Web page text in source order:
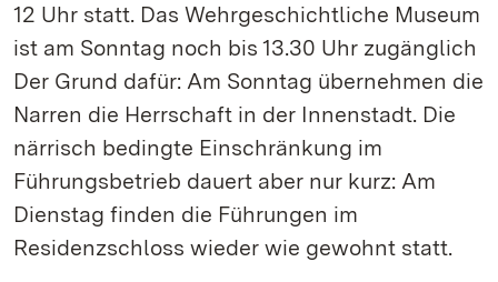
12 Uhr statt. Das Wehrgeschichtliche Museum
ist am Sonntag noch bis 13.30 Uhr zugänglich
Der Grund dafür: Am Sonntag übernehmen die
Narren die Herrschaft in der Innenstadt. Die
närrisch bedingte Einschränkung im
Führungsbetrieb dauert aber nur kurz: Am
Dienstag finden die Führungen im
Residenzschloss wieder wie gewohnt statt.